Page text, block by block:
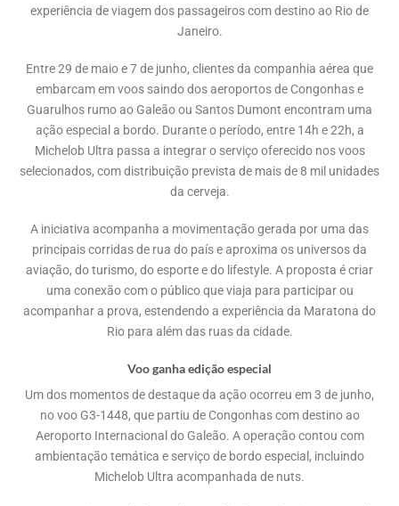
experiência de viagem dos passageiros com destino ao Rio de
Janeiro.
Entre 29 de maio e 7 de junho, clientes da companhia aérea que
embarcam em voos saindo dos aeroportos de Congonhas e
Guarulhos rumo ao Galeão ou Santos Dumont encontram uma
ação especial a bordo. Durante o período, entre 14h e 22h, a
Michelob Ultra passa a integrar o serviço oferecido nos voos
selecionados, com distribuição prevista de mais de 8 mil unidades
da cerveja.
A iniciativa acompanha a movimentação gerada por uma das
principais corridas de rua do país e aproxima os universos da
aviação, do turismo, do esporte e do lifestyle. A proposta é criar
uma conexão com o público que viaja para participar ou
acompanhar a prova, estendendo a experiência da Maratona do
Rio para além das ruas da cidade.
Voo ganha edição especial
Um dos momentos de destaque da ação ocorreu em 3 de junho,
no voo G3-1448, que partiu de Congonhas com destino ao
Aeroporto Internacional do Galeão. A operação contou com
ambientação temática e serviço de bordo especial, incluindo
Michelob Ultra acompanhada de nuts.